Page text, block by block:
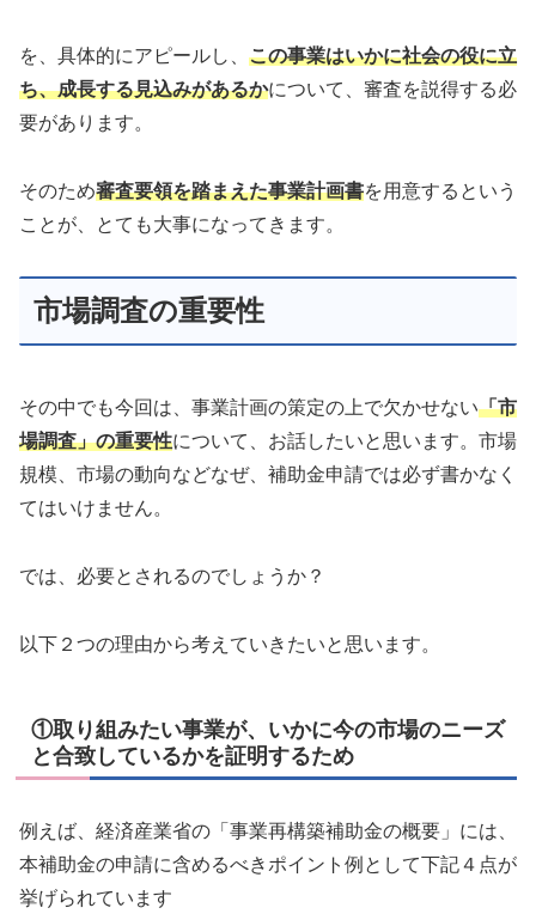
を、具体的にアピールし、 この事業はいかに社会の役に立
ち、成長する見込みがあるかについて、審査を説得する必
要があります。
そのため審査要領を踏まえた事業計画書を用意するという
ことが、とても大事になってきます。
市場調査の重要性
その中でも今回は、事業計画の策定の上で欠かせない「市
場調査」の重要性について、お話したいと思います。市場
規模、市場の動向などなぜ、補助金申請では必ず書かなく
てはいけません。
では、必要とされるのでしょうか？
以下２つの理由から考えていきたいと思います。
①取り組みたい事業が、いかに今の市場のニーズ
と合致しているかを証明するため
例えば、経済産業省の「事業再構築補助金の概要」には、
本補助金の申請に含めるべきポイント例として下記４点が
挙げられています